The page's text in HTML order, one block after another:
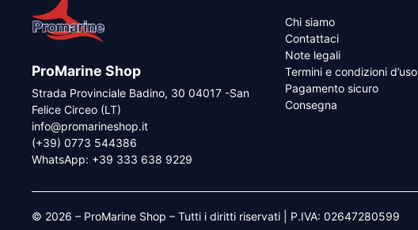
ProMarine Shop
Strada Provinciale Badino, 30 04017 -San
Felice Circeo (LT)
info@promarineshop.it
(+39) 0773 544386
WhatsApp: +39 333 638 9229
Chi siamo
Contattaci
Note legali
Termini e condizioni d’uso
Pagamento sicuro
Consegna
© 2026 – ProMarine Shop – Tutti i diritti riservati | P.IVA: 02647280599